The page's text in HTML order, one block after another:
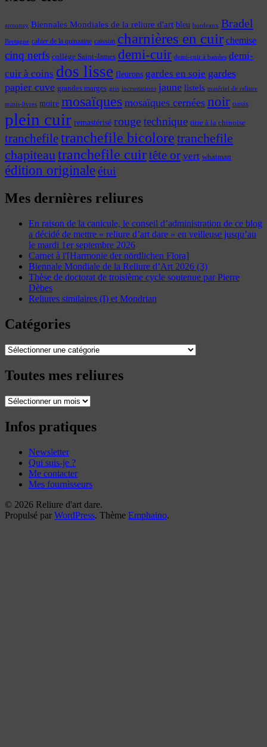
annonay Biennales Mondiales de la reliure d'art bleu bordeaux Bradel
Bretagne cahier de la quinzaine caisson charnières en cuir chemise
cinq nerfs collège Saint-James demi-cuir demi-cuir à bandes demi-
cuir à coins dos lisse fleurons gardes en soie gardes
papier cuve grandes marges gris incrustations jaune listels matériel de reliure
minis-livres moire mosaïques mosaïques cernées noir oasis
plein cuir remastérisé rougetechnique titre à la chinoise
tranchefiletranchefile bicolore tranchefile
chapiteautranchefile cuirtête or vert whatman
édition originaleétui
Mes dernières reliures
En raison de la canicule, le conseil d’administration de ce blog
a décidé de mettre « reliure d’art dare » en veilleuse jusqu’au
le mardi 1er septembre 2026
Carnet à l'[Harmonie der nördlichen Flora]
Biennale Mondiale de la Reliure d’Art 2026 (3)
Thèse de doctorat de troisième cycle soutenue par Pierre
Dèbes
Reliures similaires (I) et Mondrian
Catégories
Catégories
Toutes mes reliures
Toutes
reliures
Infos pratiques
Newsletter
Qui suis-je ?
Me contacter
Mes fournisseurs
© 2026 Reliure d'art dare.
Propulsé par WordPress. Thème Emphaino.